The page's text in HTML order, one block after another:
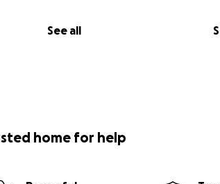
See all
home for help